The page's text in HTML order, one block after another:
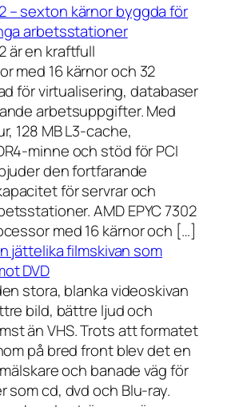
– sexton kärnor byggda för
arbetsstationer
är en kraftfull
med 16 kärnor och 32
för virtualisering, databaser
arbetsuppgifter. Med
128 MB L3-cache,
minne och stöd för PCI
den fortfarande
för servrar och
AMD EPYC 7302
med 16 kärnor och […]
jättelika filmskivan som
DVD
stora, blanka videoskivan
bild, bättre ljud och
än VHS. Trots att formatet
på bred front blev det en
och banade väg för
som cd, dvd och Blu-ray.